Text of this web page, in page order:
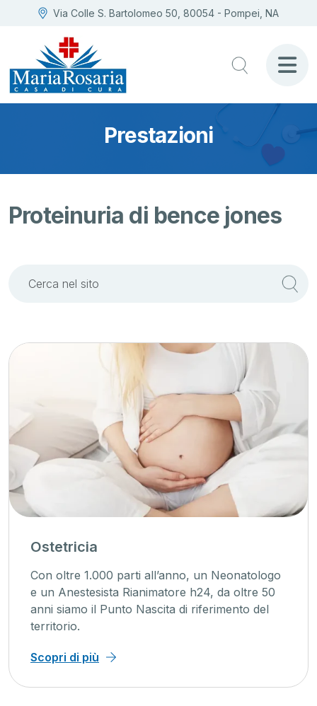
Via Colle S. Bartolomeo 50, 80054 - Pompei, NA
Prestazioni
Proteinuria di bence jones
Ostetricia
Con oltre 1.000 parti all’anno, un Neonatologo
e un Anestesista Rianimatore h24, da oltre 50
anni siamo il Punto Nascita di riferimento del
territorio.
Scopri di più